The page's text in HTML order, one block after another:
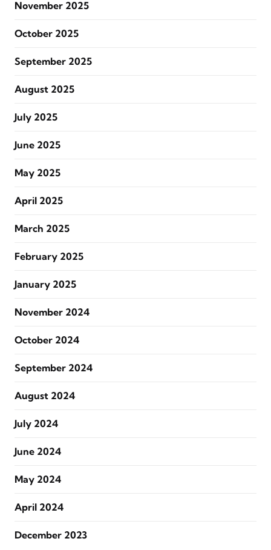
November 2025
October 2025
September 2025
August 2025
July 2025
June 2025
May 2025
April 2025
March 2025
February 2025
January 2025
November 2024
October 2024
September 2024
August 2024
July 2024
June 2024
May 2024
April 2024
December 2023